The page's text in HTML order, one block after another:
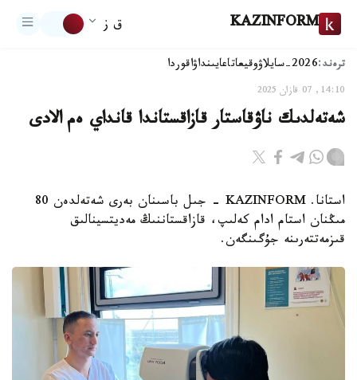
KAZINFORM ق ز
ترەند:2026-سايلاۋ وقيعاتاعايىنداۋاقوردا
14:10, 07 قازان 2025
شەتەلدىك ناۋقاستار قازاقستاندا قانداي ەم الادى
استانا. KAZINFORM - جىل باسىنان بەرى شەتەلدەن 80
مىڭنان استام ادام كەلىپ، قازاقستاننىڭ مەديتسينالىق
قىزمەتتەرىنە جۇگىنگەن.